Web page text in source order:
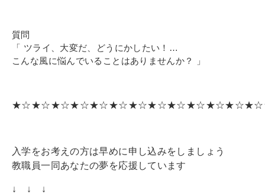
質問
「 ツライ、大変だ、どうにかしたい！…
こんな風に悩んでいることはありませんか？
」
入学をお考えの方は早めに申し込みをしましょう
教職員一同あなたの夢を応援しています
↓ ↓ ↓